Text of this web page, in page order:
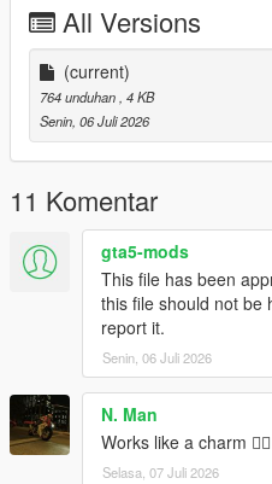
REQUIREMENTS:
Script Hook V
Legacy:
Script Hook VDotNET Nightly (
Enhanced:
Script Hook V .Net Enhanced (
The newest version of the game
Have a legit copy of the game
DO NOT REDISTRIBUTE THIS
Climb Guns (Keep Your
Rights Reserved
All files are owned by M8T,
without consent from M8T is
All Versions
(current)
764 unduhan , 4 KB
Senin, 06 Juli 2026
11 Komentar
gta5-mods
This file has been
this file should not be
report it.
Senin, 06 Juli 2026
N. Man
Works like a charm 👍🏿
Selasa, 07 Juli 2026